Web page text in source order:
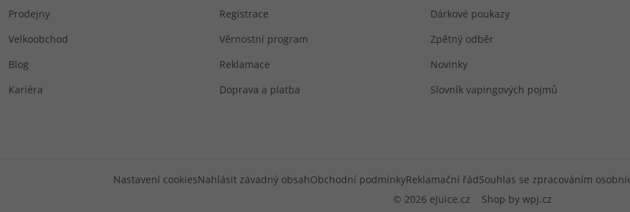
Prodejny
Velkoobchod
Blog
Kariéra
Registrace
Věrnostní program
Reklamace
Doprava a platba
Dárkové poukazy
Zpětný odběr
Novinky
Slovník vapingových pojmů
© 2026 eJuice.cz
Nastavení cookiesNahlásit závadný obsahObchodní podmínkyReklamační řádSouhlas se zpracováním
Shop by wpj.cz